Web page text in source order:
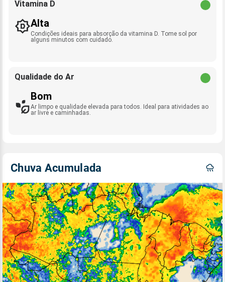
Vitamina D
Alta
Condições ideais para absorção da vitamina D. Tome sol por
alguns minutos com cuidado.
Qualidade do Ar
Bom
Ar limpo e qualidade elevada para todos. Ideal para atividades ao
ar livre e caminhadas.
Chuva Acumulada